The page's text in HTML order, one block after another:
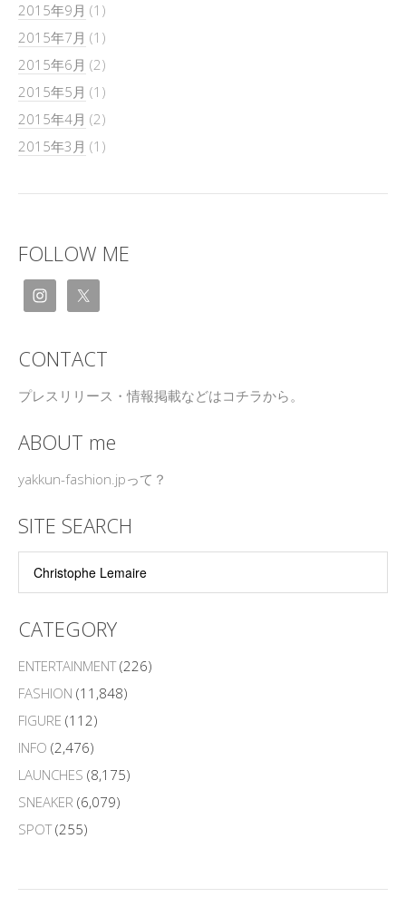
2015年9月 (1)
2015年7月 (1)
2015年6月 (2)
2015年5月 (1)
2015年4月 (2)
2015年3月 (1)
FOLLOW ME
CONTACT
プレスリリース・情報掲載などはコチラから。
ABOUT me
yakkun-fashion.jpって？
SITE SEARCH
CATEGORY
ENTERTAINMENT(226)
FASHION (11,848)
FIGURE (112)
INFO (2,476)
LAUNCHES (8,175)
SNEAKER (6,079)
SPOT(255)